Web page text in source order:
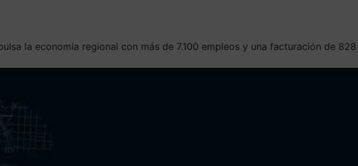
la economía regional con más de 7.100 empleos y una facturación de 828